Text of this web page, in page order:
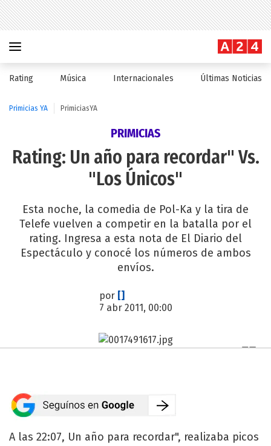
Rating Música Internacionales Últimas Noticias
Primicias YA PrimiciasYA
PRIMICIAS
Rating: Un año para recordar" Vs.
"Los Únicos"
Esta noche, la comedia de Pol-Ka y la tira de
Telefe vuelven a competir en la batalla por el
rating. Ingresa a esta nota de El Diario del
Espectáculo y conocé los números de ambos
envíos.
por []
7 abr 2011, 00:00
A las 22:07, Un año para recordar", realizaba picos